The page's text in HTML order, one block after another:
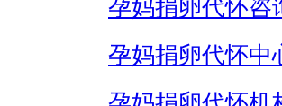
孕妈捐卵代怀咨
孕妈捐卵代怀中